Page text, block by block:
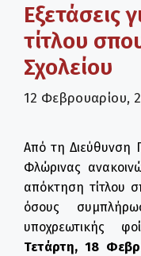
Εξετάσεις
τίτλου
Σχολείου
12 Φεβρουαρίου,
Από τη Διεύθυνση
Φλώρινας
απόκτηση τίτλου
όσους
υποχρεωτικής
Τετάρτη, 18